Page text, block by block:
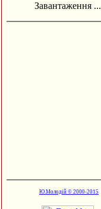
Завантаження ...
Ю.Молодій © 2000-2015